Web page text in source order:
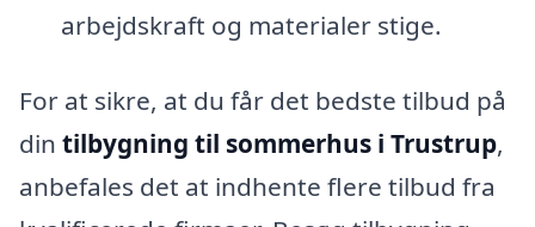
arbejdskraft og materialer stige.
For at sikre, at du får det bedste tilbud på
din tilbygning til sommerhus i Trustrup,
anbefales det at indhente flere tilbud fra